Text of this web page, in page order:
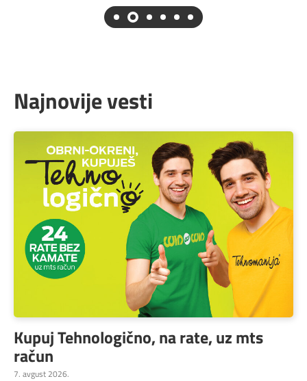
Najnovije vesti
Kupuj Tehnologično, na rate, uz mts
račun
7. avgust 2026.